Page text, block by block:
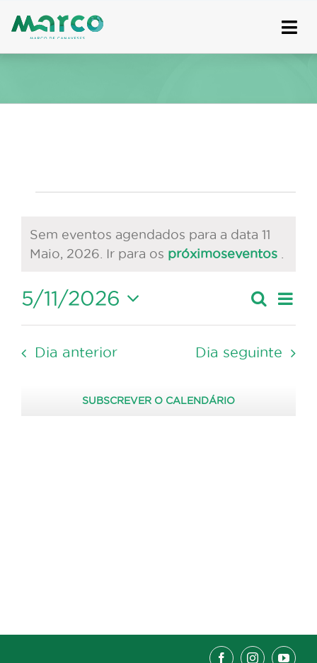
to
for
Maio,
2026
Aviso
Sem eventos agendados para a data 11
Maio, 2026. Ir para os próximoseventos
Navegação
de
pesquisa
Dia
5/11/2026
Selecione
data.
Dia anterior Dia seguinte
SUBSCREVER O CALENDÁRIO